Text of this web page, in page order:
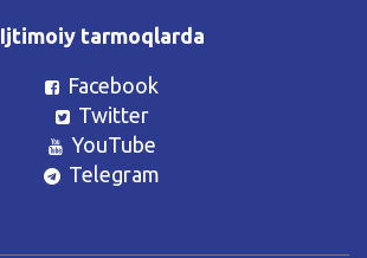
Ijtimoiy tarmoqlarda
Facebook
Twitter
YouTube
Telegram